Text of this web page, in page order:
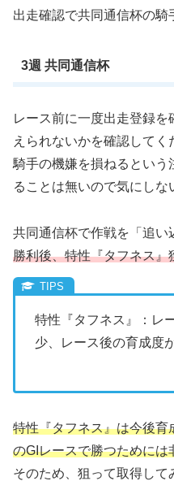
出走確認で共同通信杯の騎
3週 共同通信杯
レース前に一度出走登録
えられないかを確認してく
騎手の機嫌を損ねるとい
ることは無いので気にしな
共同通信杯で作戦を「追
勝利後、特性『タフネス』
特性『タフネス』：レ
少、レース後の育成度
特性『タフネス』は今後
のGIレースで勝つためには
そのため、狙って取得して